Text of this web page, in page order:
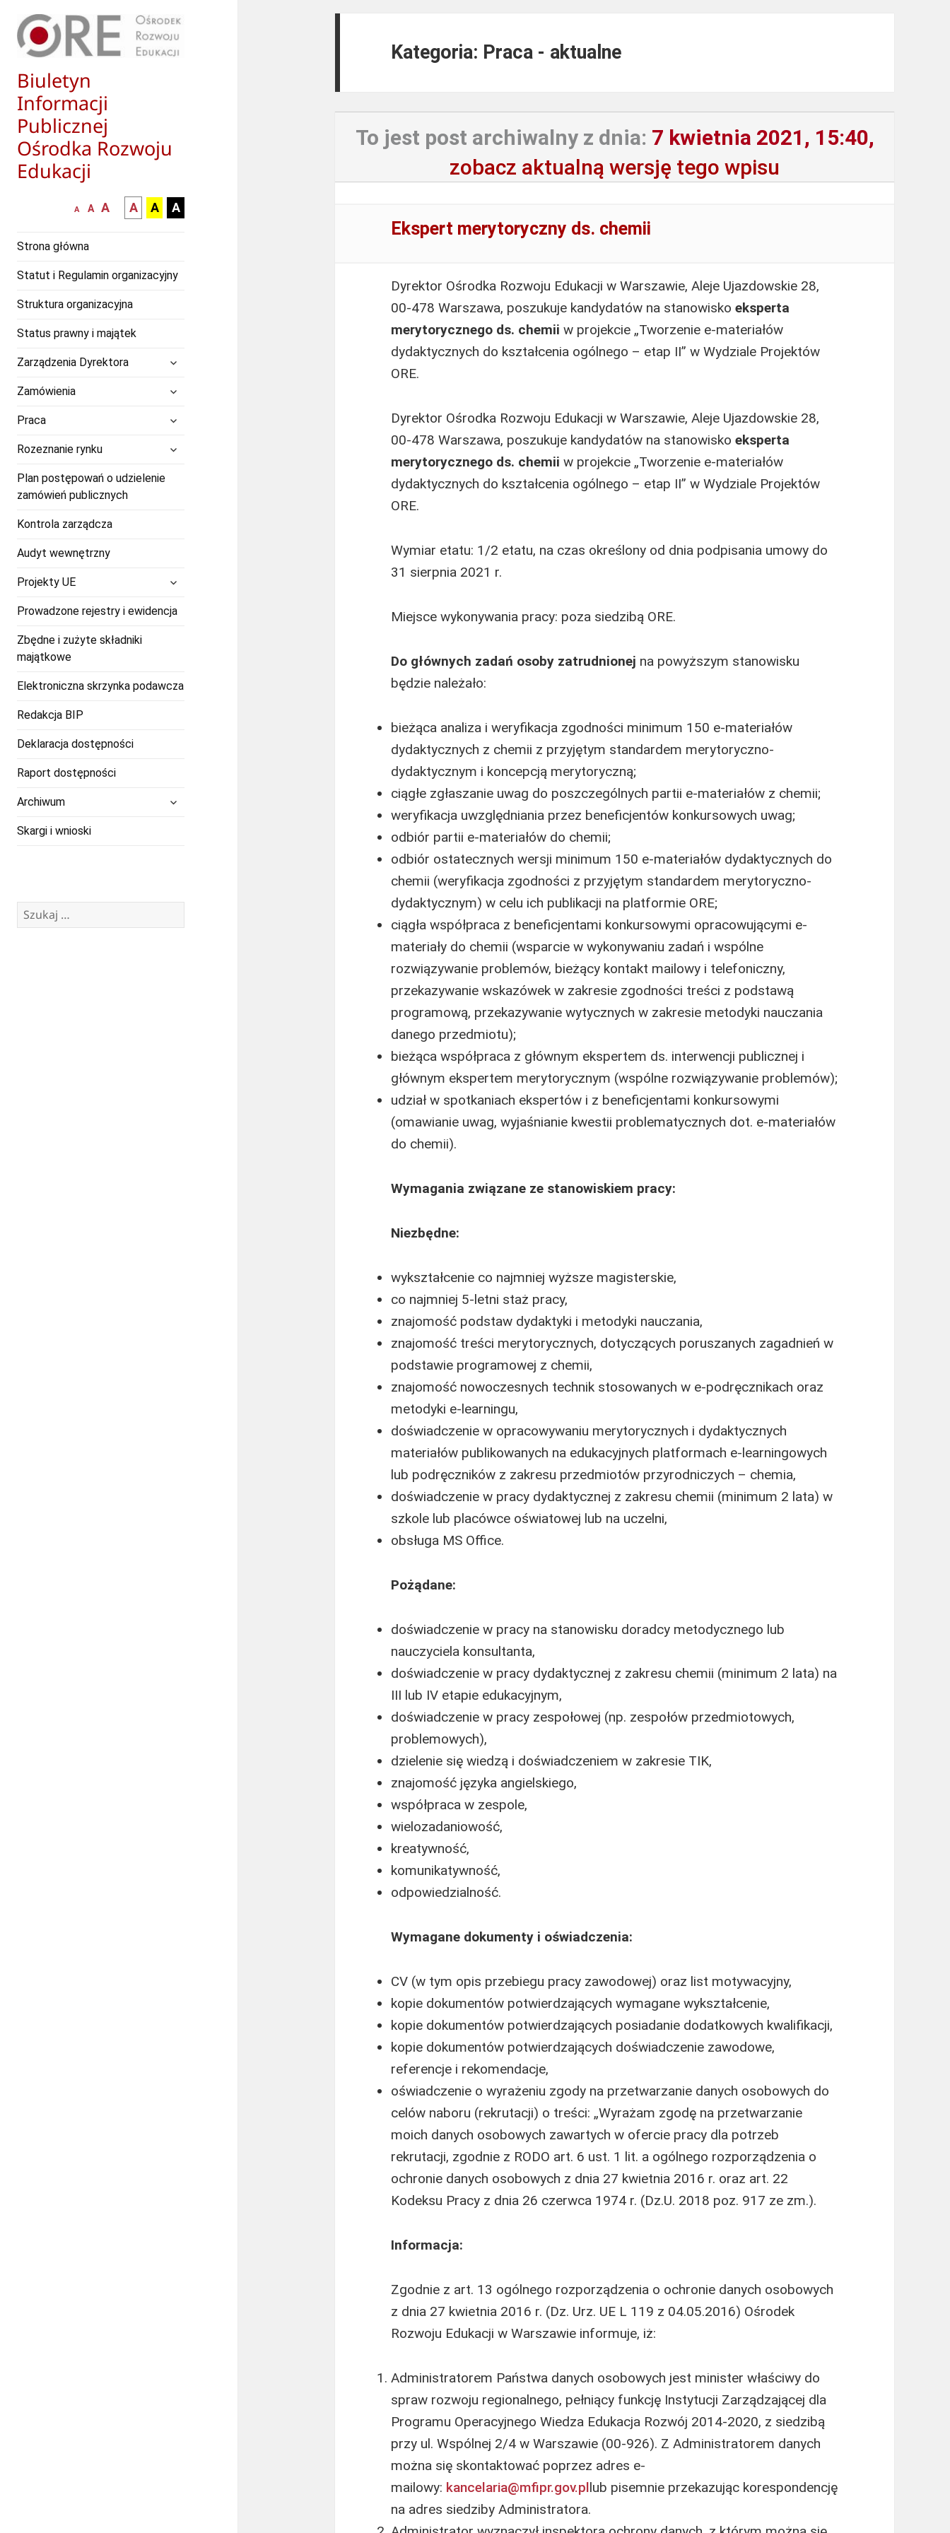
Biuletyn
Informacji
Publicznej
Ośrodka Rozwoju
Edukacji
mniejsza
A
normalna
A
większa-
czcionka
A
kontrast
czarny
białym
A
kontrast
czarny
zółtym
A
kontrast
żółty
A
Strona główna
Statut i Regulamin organizacyjny
Struktura organizacyjna
Status prawny i majątek
Zarządzenia Dyrektora
rozwiń
menu
Zamówienia
Praca
Rozeznanie rynkurozwiń
menu
potomne
Plan postępowań o udzielenie
zamówień publicznych
Kontrola zarządcza
Audyt wewnętrzny
Projekty UE
potomne
Prowadzone rejestry i ewidencja
Zbędne i zużyte składniki
majątkowe
Elektroniczna skrzynka podawcza
Redakcja BIP
Deklaracja dostępności
Raport dostępności
Archiwum
Skargi i wnioski
Szukaj:
Kategoria: Praca - aktualne
To jest post archiwalny z dnia: 7 kwietnia 2021, 15:40,
zobacz aktualną wersję tego wpisu
Ekspert merytoryczny ds. chemii
Dyrektor Ośrodka Rozwoju Edukacji w Warszawie, Aleje Ujazdowskie 28,
00-478 Warszawa, poszukuje kandydatów na stanowiskoeksperta
merytorycznego ds. chemii w projekcie „Tworzenie e-materiałów
dydaktycznych do kształcenia ogólnego – etap II” w Wydziale Projektów
ORE.
Dyrektor Ośrodka Rozwoju Edukacji w Warszawie, Aleje Ujazdowskie 28,
00-478 Warszawa, poszukuje kandydatów na stanowiskoeksperta
merytorycznego ds. chemii w projekcie „Tworzenie e-materiałów
dydaktycznych do kształcenia ogólnego – etap II” w Wydziale Projektów
ORE.
Wymiar etatu: 1/2 etatu, na czas określony od dnia podpisania umowy do
31 sierpnia 2021 r.
Miejsce wykonywania pracy: poza siedzibą ORE.
Do głównych zadań osoby zatrudnionej na powyższym stanowisku
będzie należało:
bieżąca analiza i weryfikacja zgodności minimum 150 e-materiałów
dydaktycznych z chemii z przyjętym standardem merytoryczno-
dydaktycznym i koncepcją merytoryczną;
ciągłe zgłaszanie uwag do poszczególnych partii e-materiałów z chemii;
weryfikacja uwzględniania przez beneficjentów konkursowych uwag;
odbiór partii e-materiałów do chemii;
odbiór ostatecznych wersji minimum 150 e-materiałów dydaktycznych do
chemii (weryfikacja zgodności z przyjętym standardem merytoryczno-
dydaktycznym) w celu ich publikacji na platformie ORE;
ciągła współpraca z beneficjentami konkursowymi opracowującymi e-
materiały do chemii (wsparcie w wykonywaniu zadań i wspólne
rozwiązywanie problemów, bieżący kontakt mailowy i telefoniczny,
przekazywanie wskazówek w zakresie zgodności treści z podstawą
programową, przekazywanie wytycznych w zakresie metodyki nauczania
danego przedmiotu);
bieżąca współpraca z głównym ekspertem ds. interwencji publicznej i
głównym ekspertem merytorycznym (wspólne rozwiązywanie problemów);
udział w spotkaniach ekspertów i z beneficjentami konkursowymi
(omawianie uwag, wyjaśnianie kwestii problematycznych dot. e-materiałów
do chemii).
Wymagania związane ze stanowiskiem pracy:
Niezbędne:
wykształcenie co najmniej wyższe magisterskie,
co najmniej 5-letni staż pracy,
znajomość podstaw dydaktyki i metodyki nauczania,
znajomość treści merytorycznych, dotyczących poruszanych zagadnień w
podstawie programowej z chemii,
znajomość nowoczesnych technik stosowanych w e-podręcznikach oraz
metodyki e-learningu,
doświadczenie w opracowywaniu merytorycznych i dydaktycznych
materiałów publikowanych na edukacyjnych platformach e-learningowych
lub podręczników z zakresu przedmiotów przyrodniczych – chemia,
doświadczenie w pracy dydaktycznej z zakresu chemii (minimum 2 lata) w
szkole lub placówce oświatowej lub na uczelni,
obsługa MS Office.
Pożądane:
doświadczenie w pracy na stanowisku doradcy metodycznego lub
nauczyciela konsultanta,
doświadczenie w pracy dydaktycznej z zakresu chemii (minimum 2 lata) na
III lub IV etapie edukacyjnym,
doświadczenie w pracy zespołowej (np. zespołów przedmiotowych,
problemowych),
dzielenie się wiedzą i doświadczeniem w zakresie TIK,
znajomość języka angielskiego,
współpraca w zespole,
wielozadaniowość,
kreatywność,
komunikatywność,
odpowiedzialność.
Wymagane dokumenty i oświadczenia:
CV (w tym opis przebiegu pracy zawodowej) oraz list motywacyjny,
kopie dokumentów potwierdzających wymagane wykształcenie,
kopie dokumentów potwierdzających posiadanie dodatkowych kwalifikacji,
kopie dokumentów potwierdzających doświadczenie zawodowe,
referencje i rekomendacje,
oświadczenie o wyrażeniu zgody na przetwarzanie danych osobowych do
celów naboru (rekrutacji) o treści: „Wyrażam zgodę na przetwarzanie
moich danych osobowych zawartych w ofercie pracy dla potrzeb
rekrutacji, zgodnie z RODO art. 6 ust. 1 lit. a ogólnego rozporządzenia o
ochronie danych osobowych z dnia 27 kwietnia 2016 r. oraz art. 22
Kodeksu Pracy z dnia 26 czerwca 1974 r. (Dz.U. 2018 poz. 917 ze zm.).
Informacja:
Zgodnie z art. 13 ogólnego rozporządzenia o ochronie danych osobowych
z dnia 27 kwietnia 2016 r. (Dz. Urz. UE L 119 z 04.05.2016) Ośrodek
Rozwoju Edukacji w Warszawie informuje, iż:
Administratorem Państwa danych osobowych jest minister właściwy do
spraw rozwoju regionalnego, pełniący funkcję Instytucji Zarządzającej dla
Programu Operacyjnego Wiedza Edukacja Rozwój 2014-2020, z siedzibą
przy ul. Wspólnej 2/4 w Warszawie (00-926). Z Administratorem danych
można się skontaktować poprzez adres e-
mailowy: kancelaria@mfipr.gov.pllub pisemnie przekazując korespondencję
na adres siedziby Administratora.